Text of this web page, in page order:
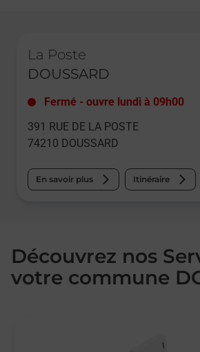
La Poste
DOUSSARD
Fermé - ouvre lundi à 09h00
391 RUE DE LA POSTE
74210 DOUSSARD
En savoir plus Itinéraire
Découvrez nos
votre commune